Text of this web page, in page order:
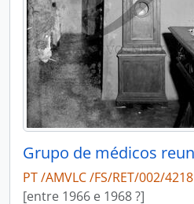
PT /AMVLC /FS/RET/002/4218
[entre 1966 e 1968 ?]